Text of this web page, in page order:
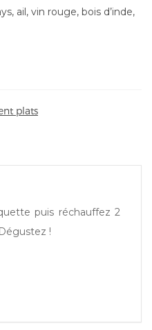
ail, vin rouge, bois d’inde,
plats
puis réchauffez 2
!